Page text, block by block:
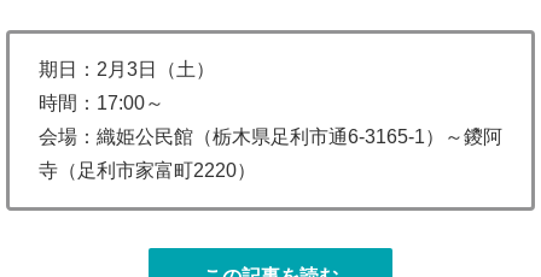
期日：2月3日（土）
時間：17:00～
会場：織姫公民館（栃木県足利市通6-3165-1）～鑁阿
寺（足利市家富町2220）